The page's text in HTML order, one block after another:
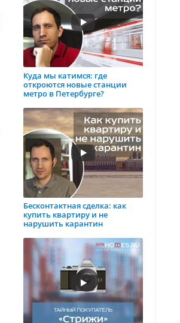
Куда мы катимся: где
откроются новые станции
метро в Петербурге?
Бесконтактная сделка: как
купить квартиру и не
нарушить карантин